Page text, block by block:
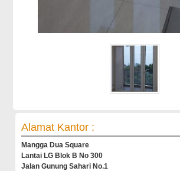
Alamat Kantor :
Mangga Dua Square
Lantai LG Blok B No 300
Jalan Gunung Sahari No.1